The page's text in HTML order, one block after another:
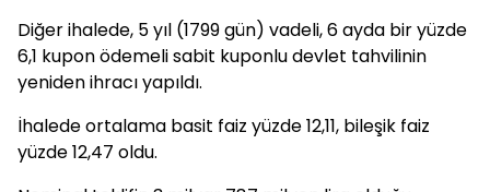
Diğer ihalede, 5 yıl (1799 gün) vadeli, 6 ayda bir yüzde
6,1 kupon ödemeli sabit kuponlu devlet tahvilinin
yeniden ihracı yapıldı.
İhalede ortalama basit faiz yüzde 12,11, bileşik faiz
yüzde 12,47 oldu.